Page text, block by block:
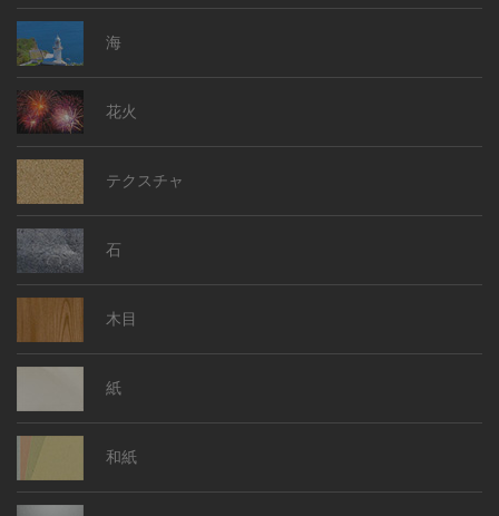
海
花火
テクスチャ
石
木目
紙
和紙